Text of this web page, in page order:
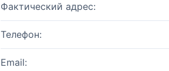
Фактический адрес:
Телефон:
Email: